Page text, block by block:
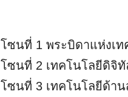
โซนที่ 1 พระบิดาแห่งเ
โซนที่ 2 เทคโนโลยีดิจิทั
โซนที่ 3 เทคโนโลยีด้าน